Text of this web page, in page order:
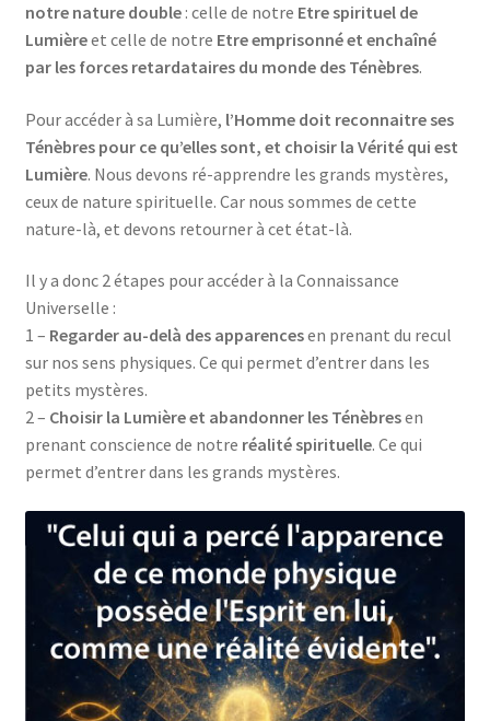
notre nature double: celle de notre Etre spirituel de
Lumièreet celle de notre Etre emprisonné et enchaîné
par les forces retardataires du monde des Ténèbres.
Pour accéder à sa Lumière, l’Homme doit reconnaitre ses
Ténèbres pour ce qu’elles sont, et choisir la Vérité qui est
Lumière. Nous devons ré-apprendre les grands mystères,
ceux de nature spirituelle. Car nous sommes de cette
nature-là, et devons retourner à cet état-là.
Il y a donc 2 étapes pour accéder à la Connaissance
Universelle :
1 – Regarder au-delà des apparencesen prenant du recul
sur nos sens physiques. Ce qui permet d’entrer dans les
petits mystères.
2 – Choisir la Lumière et abandonner les Ténèbresen
prenant conscience de notre réalité spirituelle. Ce qui
permet d’entrer dans les grands mystères.